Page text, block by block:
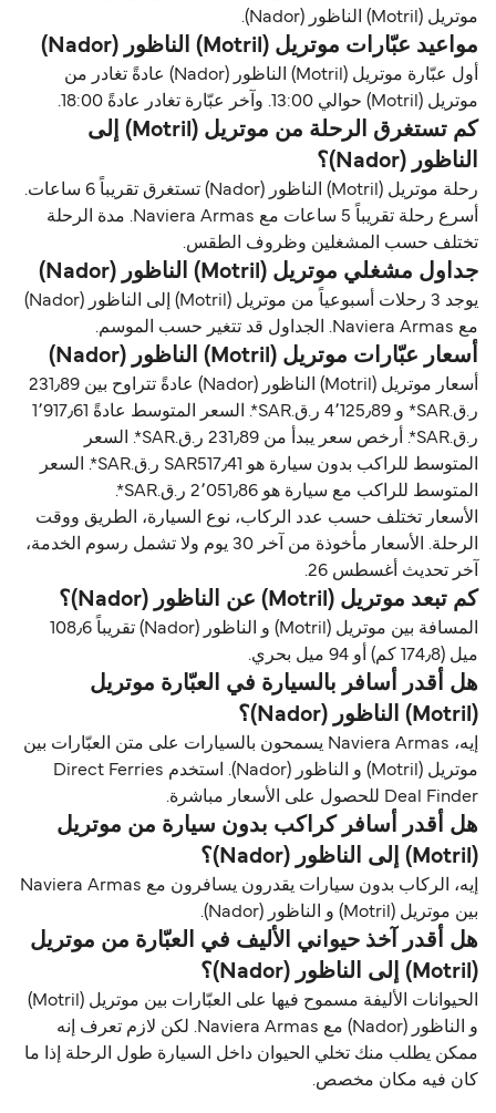
موتريل (Motril) الناظور (Nador).
مواعيد عبّارات موتريل (Motril) الناظور (Nador)
أول عبّارة موتريل (Motril) الناظور (Nador) عادةً تغادر من
موتريل (Motril) حوالي 13:00. وآخر عبّارة تغادر عادةً 18:00.
كم تستغرق الرحلة من موتريل (Motril) إلى
الناظور (Nador)؟
رحلة موتريل (Motril) الناظور (Nador) تستغرق تقريباً 6 ساعات.
أسرع رحلة تقريباً 5 ساعات مع Naviera Armas. مدة الرحلة
تختلف حسب المشغلين وظروف الطقس.
جداول مشغلي موتريل (Motril) الناظور (Nador)
يوجد 3 رحلات أسبوعياً من موتريل (Motril) إلى الناظور (Nador)
مع Naviera Armas. الجداول قد تتغير حسب الموسم.
أسعار عبّارات موتريل (Motril) الناظور (Nador)
أسعار موتريل (Motril) الناظور (Nador) عادةً تتراوح بين 231٫89
ر.ق.‏SAR* و 4٬125٫89 ر.ق.‏SAR*. السعر المتوسط عادةً 1٬917٫61
ر.ق.‏SAR*. أرخص سعر يبدأ من 231٫89 ر.ق.‏SAR*. السعر
المتوسط للراكب بدون سيارة هو SAR517٫41 ر.ق.‏SAR*. السعر
المتوسط للراكب مع سيارة هو 2٬051٫86 ر.ق.‏SAR*.
الأسعار تختلف حسب عدد الركاب، نوع السيارة، الطريق ووقت
الرحلة. الأسعار مأخوذة من آخر 30 يوم ولا تشمل رسوم الخدمة،
آخر تحديث أغسطس 26.
كم تبعد موتريل (Motril) عن الناظور (Nador)؟
المسافة بين موتريل (Motril) و الناظور (Nador) تقريباً 108٫6
ميل (174٫8 كم) أو 94 ميل بحري.
هل أقدر أسافر بالسيارة في العبّارة موتريل
(Motril) الناظور (Nador)؟
إيه، Naviera Armas يسمحون بالسيارات على متن العبّارات بين
موتريل (Motril) و الناظور (Nador). استخدم Direct Ferries
Deal Finder للحصول على الأسعار مباشرة.
هل أقدر أسافر كراكب بدون سيارة من موتريل
(Motril) إلى الناظور (Nador)؟
إيه، الركاب بدون سيارات يقدرون يسافرون مع Naviera Armas
بين موتريل (Motril) و الناظور (Nador).
هل أقدر آخذ حيواني الأليف في العبّارة من موتريل
(Motril) إلى الناظور (Nador)؟
الحيوانات الأليفة مسموح فيها على العبّارات بين موتريل (Motril)
و الناظور (Nador) مع Naviera Armas. لكن لازم تعرف إنه
ممكن يطلب منك تخلي الحيوان داخل السيارة طول الرحلة إذا ما
كان فيه مكان مخصص.